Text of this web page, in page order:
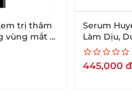
trị thâm
vùng mắt -
Eye
Serum
Làm Dịu,
Milky
30ml
445,000 đ